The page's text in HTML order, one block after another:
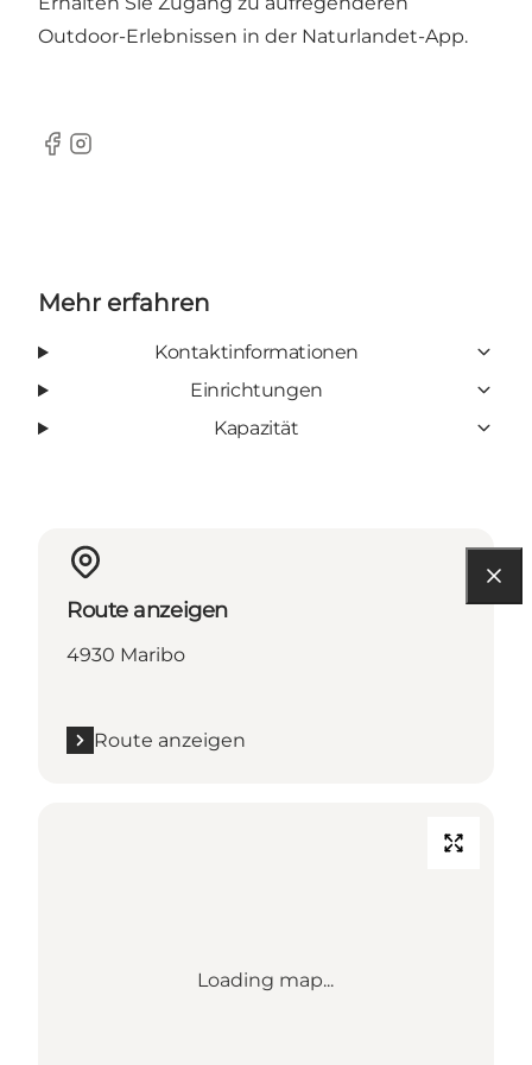
Outdoor-Erlebnissen in der Naturlandet-App.
Facebook
Instagram
Mehr erfahren
Kontaktinformationen
Einrichtungen
Kapazität
Route anzeigen
4930 Maribo
Route anzeigen
Loading map...